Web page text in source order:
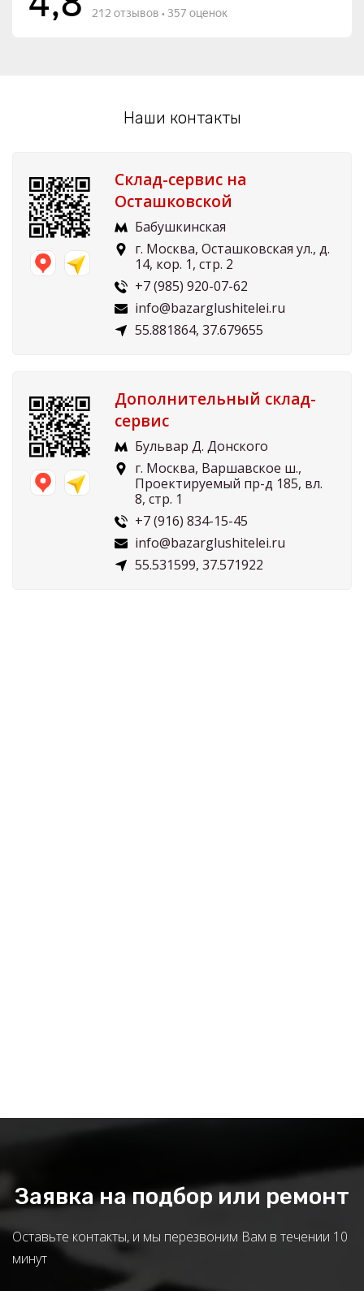
Наши контакты
Склад-сервис на
Осташковской
Бабушкинская
г. Москва, Осташковская ул., д.
14, кор. 1, стр. 2
+7 (985) 920-07-62
info@bazarglushitelei.ru
55.881864, 37.679655
Дополнительный склад-
сервис
Бульвар Д. Донского
г. Москва, Варшавское ш.,
Проектируемый пр-д 185, вл.
8, стр. 1
+7 (916) 834-15-45
info@bazarglushitelei.ru
55.531599, 37.571922
Заявка на подбор или ремонт
Оставьте контакты, и мы перезвоним Вам в течении 10
минут